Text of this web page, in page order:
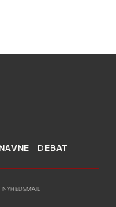
DEBAT
NYHEDSMAIL